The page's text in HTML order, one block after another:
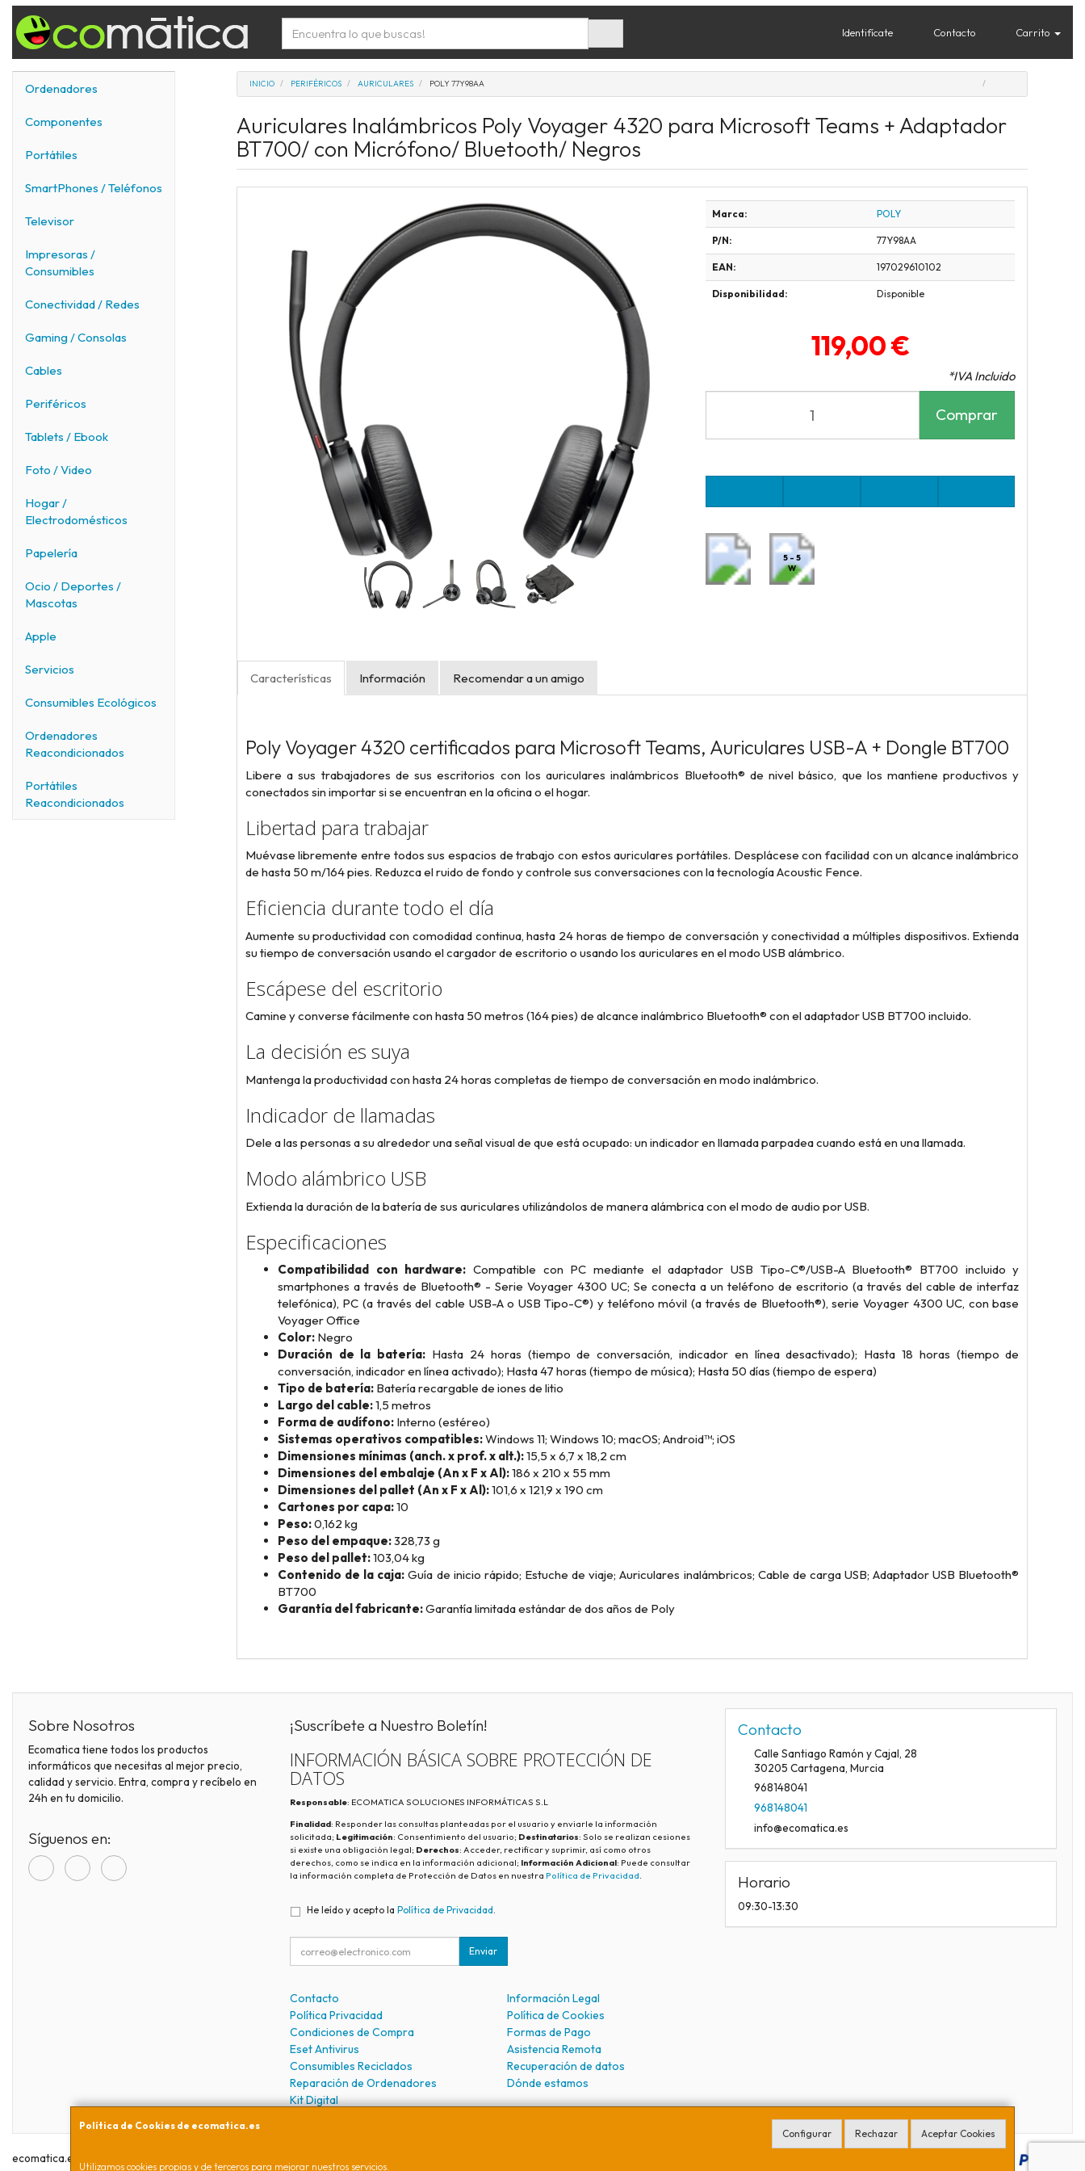
Identifícate Contacto Carrito
Ordenadores
Componentes
Portátiles
SmartPhones / Teléfonos
Televisor
Impresoras /
Consumibles
Conectividad / Redes
Gaming / Consolas
Cables
Periféricos
Tablets / Ebook
Foto / Video
Hogar /
Electrodomésticos
Papelería
Ocio / Deportes /
Mascotas
Apple
Servicios
Consumibles Ecológicos
Ordenadores
Reacondicionados
Portátiles
Reacondicionados
INICIO PERIFÉRICOS AURICULARES POLY 77Y98AA
Auriculares Inalámbricos Poly Voyager 4320 para Microsoft Teams + Adaptador
BT700/ con Micrófono/ Bluetooth/ Negros
Marca: POLY
P/N: 77Y98AA
EAN: 197029610102
Disponibilidad: Disponible
119,00 €
*IVA Incluido
Comprar
5 - 5
W
Características Información Recomendar a un amigo
Poly Voyager 4320 certificados para Microsoft Teams, Auriculares USB-A + Dongle BT700
Libere a sus trabajadores de sus escritorios con los auriculares inalámbricos Bluetooth® de nivel básico, que los mantiene productivos y
conectados sin importar si se encuentran en la oficina o el hogar.
Libertad para trabajar
Muévase libremente entre todos sus espacios de trabajo con estos auriculares portátiles. Desplácese con facilidad con un alcance inalámbrico
de hasta 50 m/164 pies. Reduzca el ruido de fondo y controle sus conversaciones con la tecnología Acoustic Fence.
Eficiencia durante todo el día
Aumente su productividad con comodidad continua, hasta 24 horas de tiempo de conversación y conectividad a múltiples dispositivos. Extienda
su tiempo de conversación usando el cargador de escritorio o usando los auriculares en el modo USB alámbrico.
Escápese del escritorio
Camine y converse fácilmente con hasta 50 metros (164 pies) de alcance inalámbrico Bluetooth® con el adaptador USB BT700 incluido.
La decisión es suya
Mantenga la productividad con hasta 24 horas completas de tiempo de conversación en modo inalámbrico.
Indicador de llamadas
Dele a las personas a su alrededor una señal visual de que está ocupado: un indicador en llamada parpadea cuando está en una llamada.
Modo alámbrico USB
Extienda la duración de la batería de sus auriculares utilizándolos de manera alámbrica con el modo de audio por USB.
Especificaciones
Compatibilidad con hardware: Compatible con PC mediante el adaptador USB Tipo-C®/USB-A Bluetooth® BT700 incluido y
smartphones a través de Bluetooth® - Serie Voyager 4300 UC; Se conecta a un teléfono de escritorio (a través del cable de interfaz
telefónica), PC (a través del cable USB-A o USB Tipo-C®) y teléfono móvil (a través de Bluetooth®), serie Voyager 4300 UC, con base
Voyager Office
Color:Negro
Duración de la batería: Hasta 24 horas (tiempo de conversación, indicador en línea desactivado); Hasta 18 horas (tiempo de
conversación, indicador en línea activado); Hasta 47 horas (tiempo de música); Hasta 50 días (tiempo de espera)
Tipo de batería:Batería recargable de iones de litio
Largo del cable:1,5 metros
Forma de audífono:Interno (estéreo)
Sistemas operativos compatibles:Windows 11; Windows 10; macOS; Android™; iOS
Dimensiones mínimas (anch. x prof. x alt.):15,5 x 6,7 x 18,2 cm
Dimensiones del embalaje (An x F x Al):186 x 210 x 55 mm
Dimensiones del pallet (An x F x Al):101,6 x 121,9 x 190 cm
Cartones por capa:10
Peso:0,162 kg
Peso del empaque:328,73 g
Peso del pallet:103,04 kg
Contenido de la caja: Guía de inicio rápido; Estuche de viaje; Auriculares inalámbricos; Cable de carga USB; Adaptador USB Bluetooth®
BT700
Garantía del fabricante:Garantía limitada estándar de dos años de Poly
Política de Cookies de ecomatica.es
Configurar Rechazar Aceptar Cookies
Utilizamos cookies propias y de terceros para mejorar nuestros servicios.
Sobre Nosotros
Ecomatica tiene todos los productos
informáticos que necesitas al mejor precio,
calidad y servicio. Entra, compra y recíbelo en
24h en tu domicilio.
Síguenos en:
¡Suscríbete a Nuestro Boletín!
INFORMACIÓN BÁSICA SOBRE PROTECCIÓN DE
DATOS
Responsable: ECOMATICA SOLUCIONES INFORMÁTICAS S.L
Finalidad: Responder las consultas planteadas por el usuario y enviarle la información
solicitada; Legitimación: Consentimiento del usuario; Destinatarios: Solo se realizan cesiones
si existe una obligación legal; Derechos: Acceder, rectificar y suprimir, así como otros
derechos, como se indica en la información adicional; Información Adicional: Puede consultar
la información completa de Protección de Datos en nuestra Política de Privacidad.
He leído y acepto la Política de Privacidad.
Enviar
Contacto
Información Legal
Política Privacidad
Política de Cookies
Condiciones de Compra
Formas de Pago
Eset Antivirus
Asistencia Remota
Consumibles Reciclados
Recuperación de datos
Reparación de Ordenadores
Dónde estamos
Kit Digital
Contacto
Calle Santiago Ramón y Cajal, 28
30205 Cartagena, Murcia
968148041
968148041
info@ecomatica.es
Horario
09:30-13:30
ecomatica.es © 2026